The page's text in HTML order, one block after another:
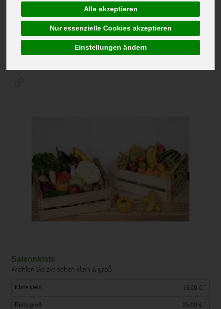
Alle akzeptieren
Nur essenzielle Cookies akzeptieren
Einstellungen ändern
ideal für Familien, Singles oder Büros. Profitieren Sie von
regionaler Bio-Qualität, kurzen Lieferwegen und maximaler
Flexibilität für Ihren nachhaltigen Alltag.
Saisonkiste
Wählen Sie zwischen klein & groß
Kiste klein 15,00 € *
Kiste groß 25,00 € *